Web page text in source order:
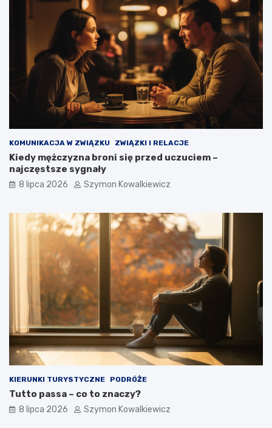
KOMUNIKACJA W ZWIĄZKU ZWIĄZKI I RELACJE
Kiedy mężczyzna broni się przed uczuciem –
najczęstsze sygnały
8 lipca 2026 Szymon Kowalkiewicz
KIERUNKI TURYSTYCZNE PODRÓŻE
Tutto passa – co to znaczy?
8 lipca 2026 Szymon Kowalkiewicz